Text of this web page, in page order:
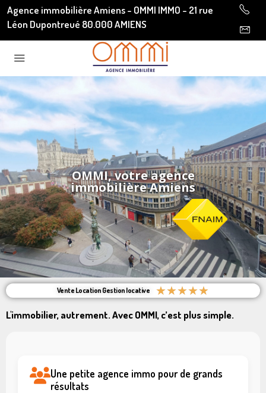
Agence immobilière Amiens - OMMI IMMO - 21 rue
Léon Dupontreué 80.000 AMIENS
OMMI, votre agence
immobilière Amiens
Vente Location Gestion locative ★★★★★
L'immobilier, autrement. Avec OMMI, c’est plus simple.
Une petite agence immo pour de grands
résultats